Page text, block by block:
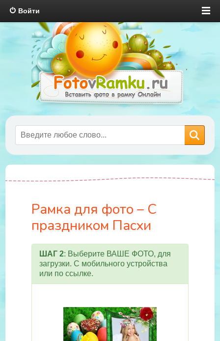
Войти
Рамка для фото – С
праздником Пасхи
ШАГ 2: Выберите ВАШЕ ФОТО, для
загрузки. С мобильного устройства
или по ссылке.